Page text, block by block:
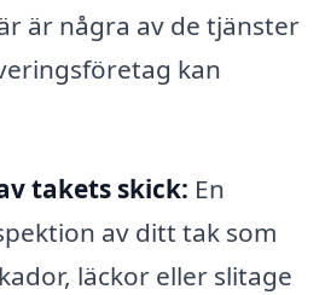
är några av de tjänster
kan
takets skick: En
av ditt tak som
läckor eller slitage